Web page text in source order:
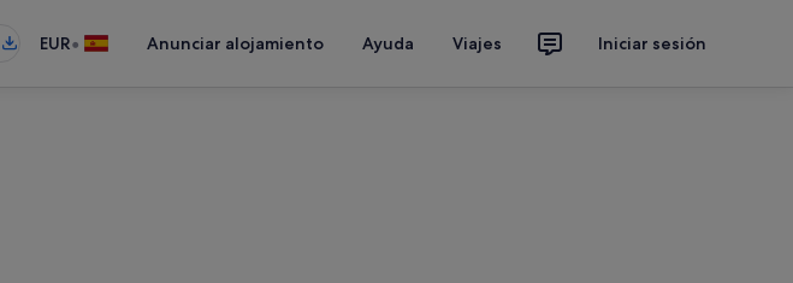
EUR• Anunciar alojamiento Ayuda Viajes Iniciar sesión